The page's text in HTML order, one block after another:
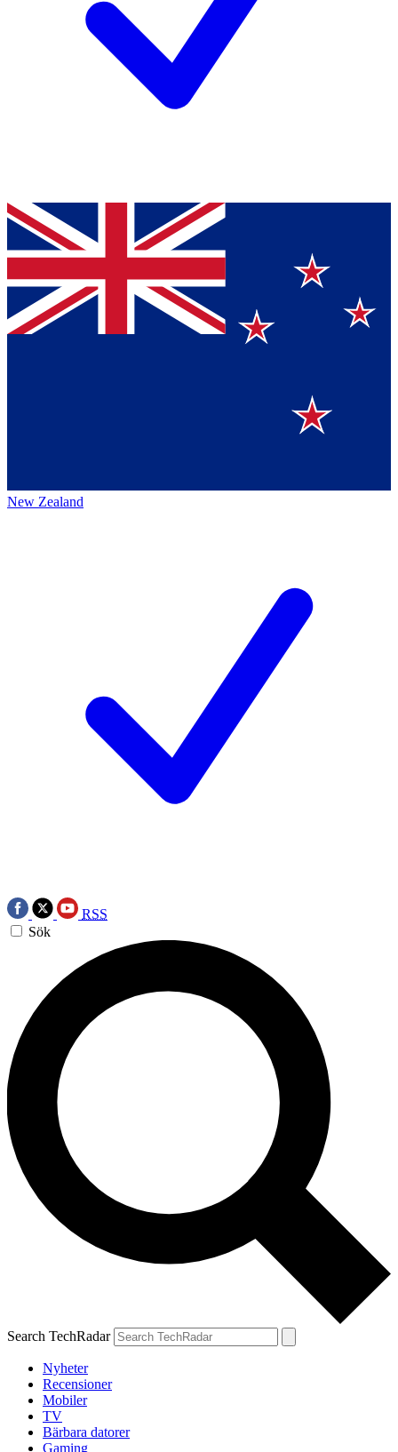
New Zealand
RSS
Sök
Search TechRadar
Nyheter
Recensioner
Mobiler
TV
Bärbara datorer
Gaming